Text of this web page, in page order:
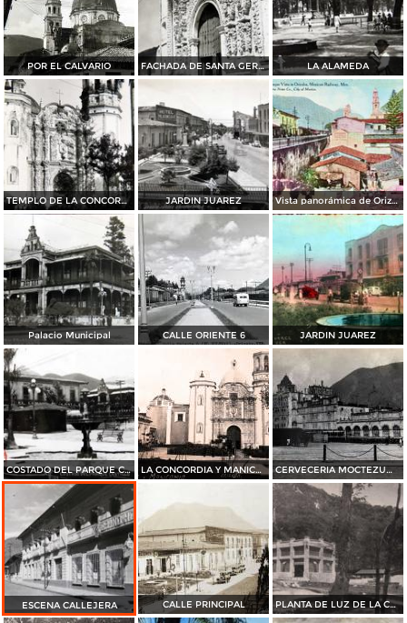
POR EL CALVARIO FACHADA DE SANTA GERTRUDES LA ALAMEDA
TEMPLO DE LA CONCORDIA JARDIN JUAREZ Vista panorámica de Orizaba
Palacio Municipal CALLE ORIENTE 6 JARDIN JUAREZ
COSTADO DEL PARQUE CASTILLO LA CONCORDIA Y MANICOMIO Por el fotografo Juan D Vasallo. CERVECERIA MOCTEZUMA
ESCENA CALLEJERA CALLE PRINCIPAL PLANTA DE LUZ DE LA CERVECERIA MOCTEZUMA